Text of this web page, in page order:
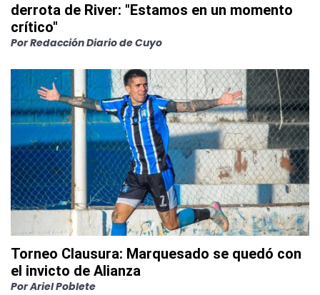
derrota de River: "Estamos en un momento
crítico"
PorRedacción Diario de Cuyo
Torneo Clausura: Marquesado se quedó con
el invicto de Alianza
PorAriel Poblete